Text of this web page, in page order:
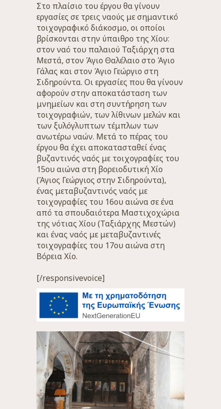
Στο πλαίσιο του έργου θα γίνουν
εργασίες σε τρεις ναούς με σημαντικό
τοιχογραφικό διάκοσμο, οι οποίοι
βρίσκονται στην ύπαιθρο της Χίου:
στον ναό του παλαιού Ταξιάρχη στα
Μεστά, στον Άγιο Θαλέλαιο στο Άγιο
Γάλας και στον Άγιο Γεώργιο στη
Σιδηρούντα. Οι εργασίες που θα γίνουν
αφορούν στην αποκατάσταση των
μνημείων και στη συντήρηση των
τοιχογραφιών, των λίθινων μελών και
των ξυλόγλυπτων τέμπλων των
ανωτέρω ναών. Μετά το πέρας του
έργου θα έχει αποκατασταθεί ένας
βυζαντινός ναός με τοιχογραφίες του
15ου αιώνα στη βορειοδυτική Χίο
(Άγιος Γεώργιος στην Σιδηρούντα),
ένας μεταβυζαντινός ναός με
τοιχογραφίες του 16ου αιώνα σε ένα
από τα σπουδαιότερα Μαστιχοχώρια
της νότιας Χίου (Ταξιάρχης Μεστών)
και ένας ναός με μεταβυζαντινές
τοιχογραφίες του 17ου αιώνα στη
Βόρεια Χίο.
[/responsivevoice]